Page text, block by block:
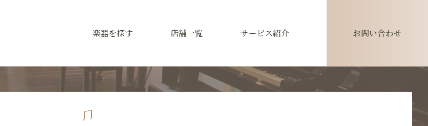
楽器を探す 店舗一覧 サービス紹介 お問い合わせ